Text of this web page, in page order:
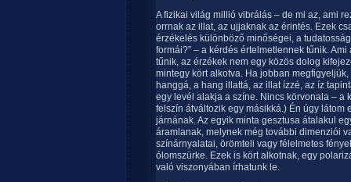
A fizikai világ millió vibrálás – de mi az, ami
orrnak az illat, az ujjaknak az érintés. Ezek
érzékelés különböző minőségei, a
formái?” – a kérdés értelmetlennek tűnik.
tűnik, az érzékek nem egy közös dolog
mintegy kört alkotva. Ha jobban
hanggá, a hang illattá, az illat ízzé, az íz
egy levél alakja a színe. Nincs körvonala – a
felszín átváltozik egy másikká.) Én úgy látom
járnának. Az egyik minta gesztusa átalakul
áramlanak, melynek még további dimenziói
színárnyalatai, örömteli vagy félelmetes
ólomszürke. Ezek is kört alkotnak, egy
való viszonyában írhatunk le.